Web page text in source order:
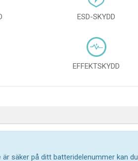
ESD-SKYDD
EFFEKTSKYDD
säker på ditt batteridelenummer kan du